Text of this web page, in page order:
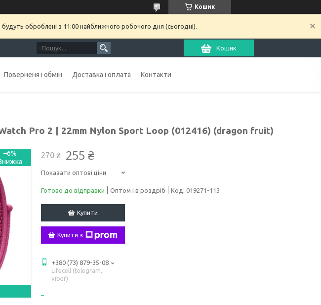
Кошик
оброблені з 11:00 найближчого робочого дня (сьогодні).
Кошик
Поверненя і обмін Доставка і оплата Контакти
Pro 2 | 22mm Nylon Sport Loop (012416) (dragon fruit)
–6% 270 ₴ 255 ₴
Показати оптові ціни
Готово до відправки Оптом і в роздріб Код: 019271-113
Купити
Купити з
+380 (73) 879-35-08
Lifecell (telegram,
viber)